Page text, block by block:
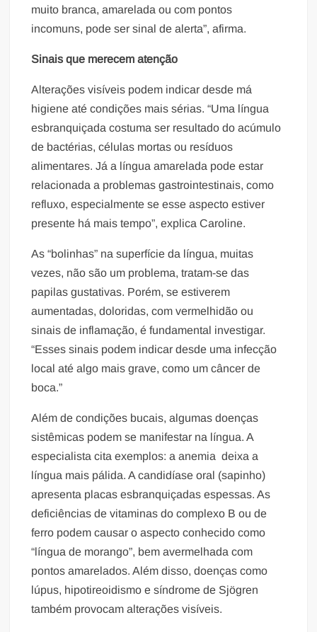
muito branca, amarelada ou com pontos
incomuns, pode ser sinal de alerta”, afirma.
Sinais que merecem atenção
Alterações visíveis podem indicar desde má
higiene até condições mais sérias. “Uma língua
esbranquiçada costuma ser resultado do acúmulo
de bactérias, células mortas ou resíduos
alimentares. Já a língua amarelada pode estar
relacionada a problemas gastrointestinais, como
refluxo, especialmente se esse aspecto estiver
presente há mais tempo”, explica Caroline.
As “bolinhas” na superfície da língua, muitas
vezes, não são um problema, tratam-se das
papilas gustativas. Porém, se estiverem
aumentadas, doloridas, com vermelhidão ou
sinais de inflamação, é fundamental investigar.
“Esses sinais podem indicar desde uma infecção
local até algo mais grave, como um câncer de
boca.”
Além de condições bucais, algumas doenças
sistêmicas podem se manifestar na língua. A
especialista cita exemplos: a anemia deixa a
língua mais pálida. A candidíase oral (sapinho)
apresenta placas esbranquiçadas espessas. As
deficiências de vitaminas do complexo B ou de
ferro podem causar o aspecto conhecido como
“língua de morango”, bem avermelhada com
pontos amarelados. Além disso, doenças como
lúpus, hipotireoidismo e síndrome de Sjögren
também provocam alterações visíveis.